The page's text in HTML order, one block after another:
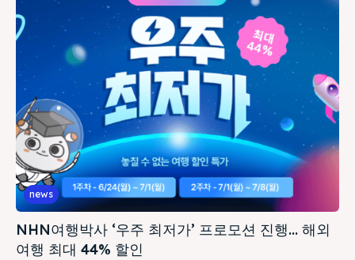
news
NHN여행박사 ‘우주 최저가’ 프로모션 진행… 해외
여행 최대 44% 할인